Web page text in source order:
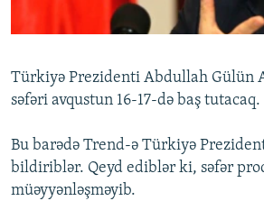
İZ - MƏDƏNIYYƏT PROQRAMI
MATERIALLARIMIZDAN ISTIFADƏ
BIZIMLƏ ƏLAQƏ
Türkiyə Prezidenti Abdullah Gülün
səfəri avqustun 16-17-də baş tutacaq.
Bu barədə Trend-ə Türkiyə
bildiriblər. Qeyd ediblər ki, səfər
müəyyənləşməyib.